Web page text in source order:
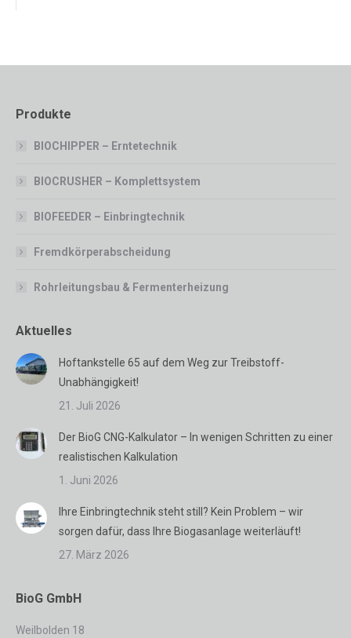
Produkte
BIOCHIPPER – Erntetechnik
BIOCRUSHER – Komplettsystem
BIOFEEDER – Einbringtechnik
Fremdkörperabscheidung
Rohrleitungsbau & Fermenterheizung
Aktuelles
Hoftankstelle 65 auf dem Weg zur Treibstoff-
Unabhängigkeit!
21. Juli 2026
Der BioG CNG-Kalkulator – In wenigen Schritten zu einer
realistischen Kalkulation
1. Juni 2026
Ihre Einbringtechnik steht still? Kein Problem – wir
sorgen dafür, dass Ihre Biogasanlage weiterläuft!
27. März 2026
BioG GmbH
Weilbolden 18